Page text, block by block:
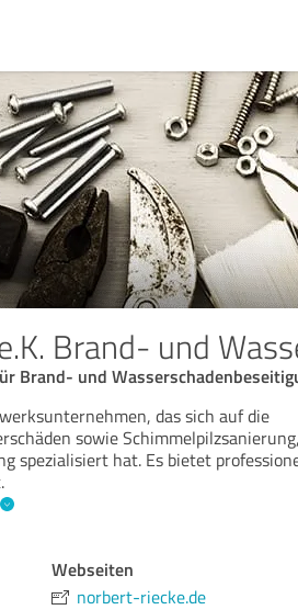
Brand- und
Brand- und
das sich auf die
sowie Schimmelpilzsanierung,
spezialisiert hat. Es bietet
Webseiten
norbert-riecke.de